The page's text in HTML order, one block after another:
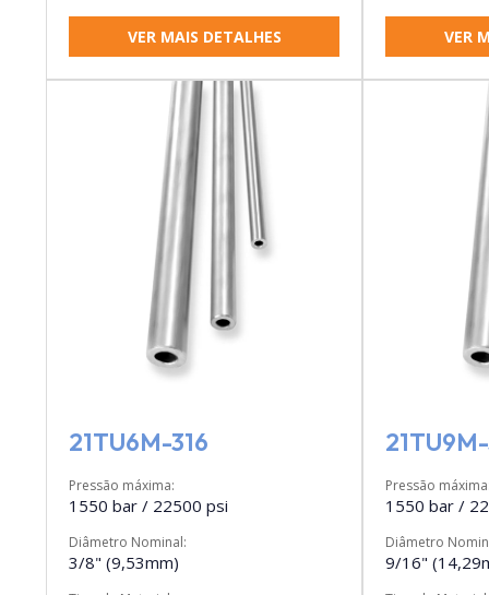
VER MAIS DETALHES VER
21TU6M-316
Pressão máxima:
1550 bar / 22500 psi
Diâmetro Nominal:
3/8" (9,53mm)
Pressão
1550 bar /
Diâmetro
9/16"